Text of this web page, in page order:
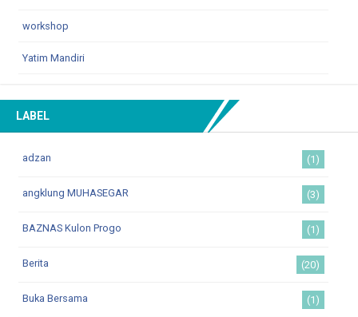
workshop
Yatim Mandiri
LABEL
adzan (1)
angklung MUHASEGAR (3)
BAZNAS Kulon Progo (1)
Berita (20)
Buka Bersama (1)